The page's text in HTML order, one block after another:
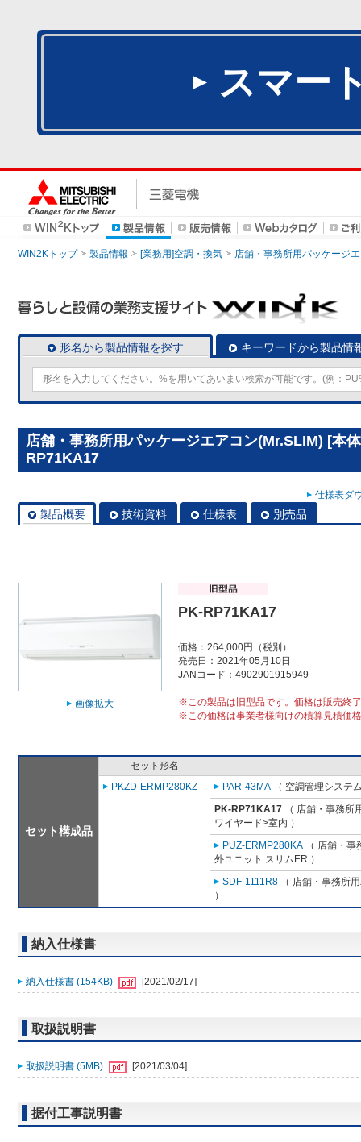
スマー
WIN2Kトップ 製品情報 [業務用]空調・換気 店舗・事務所用パッケージ
形名から製品情報を探す キーワードから製品情
店舗・事務所用パッケージエアコン(Mr.SLIM) [本
RP71KA17
仕様表ダ
製品概要 技術資料 仕様表 別売品
画像拡大
PK-RP71KA17
価格：264,000円（税別）
発売日：2021年05月10日
JANコード：4902901915949
※この製品は旧型品です。価格は販売終
※この価格は事業者様向けの積算見積価
セット構成品
セット形名
PKZD-ERMP280KZ
PAR-43MA （ 空調管理システ
PK-RP71KA17 （ 店舗・事務所
ワイヤード>室内 ）
PUZ-ERMP280KA （ 店舗・
外ユニット スリムER ）
SDF-1111R8 （ 店舗・事務所
）
納入仕様書
納入仕様書 (154KB) [2021/02/17]
取扱説明書
取扱説明書 (5MB) [2021/03/04]
据付工事説明書